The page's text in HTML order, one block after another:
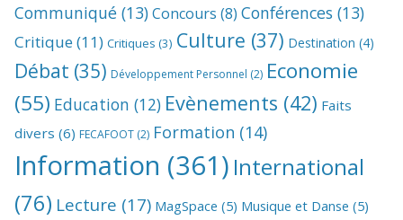
Communiqué (13)Concours (8) Conférences (13)
Critique(11) Critiques (3) Culture (37) Destination (4)
Débat (35) Développement Personnel (2) Economie
(55) Education (12) Evènements (42) Faits
divers (6) FECAFOOT (2) Formation (14)
Information (361) International
(76) Lecture (17) MagSpace (5) Musique et Danse (5)